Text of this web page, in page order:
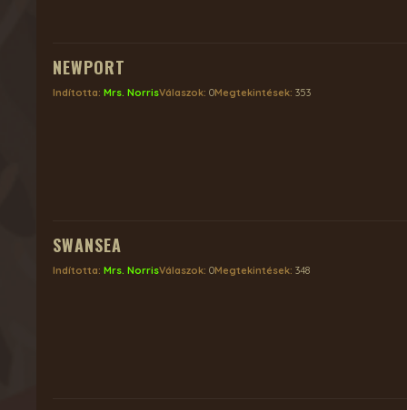
NEWPORT
Indította: Mrs. NorrisVálaszok: 0Megtekintések: 353
SWANSEA
Indította: Mrs. NorrisVálaszok: 0Megtekintések: 348